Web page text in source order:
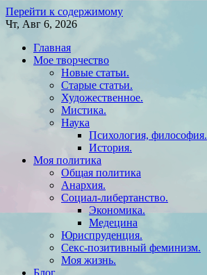
Перейти к содержимому
Чт, Авг 6, 2026
Главная
Мое творчество
Новые статьи.
Старые статьи.
Художественное.
Мистика.
Наука
Психология, философия.
История.
Моя политика
Общая политика
Анархия.
Социал-либертанство.
Экономика.
Медецина
Юриспруденция.
Секс-позитивный феминизм.
Моя жизнь.
Блог